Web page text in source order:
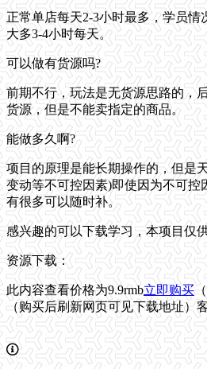
正常单店每天2-3小时最多，学员情
大多3-4小时每天。
可以做有货源吗?
前期不行，玩法是无货源思路的，
货源，但是不能卖指定的商品。
能做多久啊?
项目的原理是能长期操作的，但是
变动等不可控因素)即使因为不可控
有很多可以随时补。
感兴趣的可以下载学习，本项目仅
资源下载：
此内容查看价格为9.9rmb立即购买
（购买后刷新网页可见下载地址）